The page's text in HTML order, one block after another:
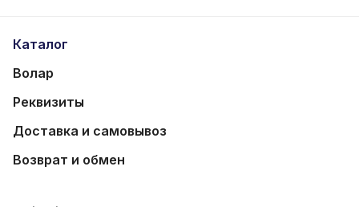
Каталог
Волар
Реквизиты
Доставка и самовывоз
Возврат и обмен